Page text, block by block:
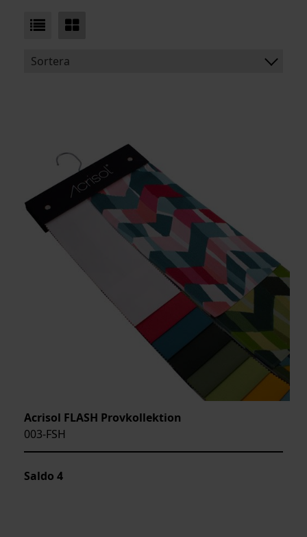
Sortera
ARTIKELKOD:
Acrisol FLASH Provkollektion
003-FSH
Saldo 4